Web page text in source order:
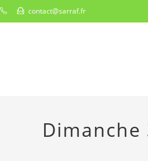
Skip
to
contact@sarraf.fr
Dimanche